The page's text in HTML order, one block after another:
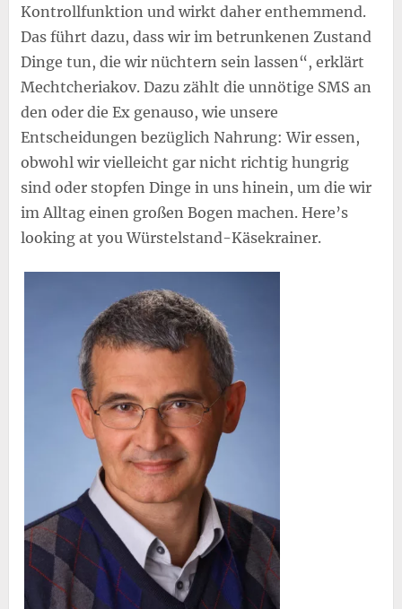
Kontrollfunktion und wirkt daher enthemmend.
Das führt dazu, dass wir im betrunkenen Zustand
Dinge tun, die wir nüchtern sein lassen“, erklärt
Mechtcheriakov. Dazu zählt die unnötige SMS an
den oder die Ex genauso, wie unsere
Entscheidungen bezüglich Nahrung: Wir essen,
obwohl wir vielleicht gar nicht richtig hungrig
sind oder stopfen Dinge in uns hinein, um die wir
im Alltag einen großen Bogen machen. Here’s
looking at you Würstelstand-Käsekrainer.